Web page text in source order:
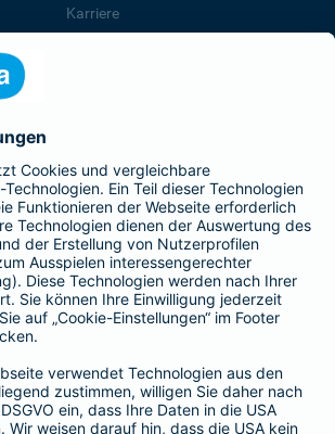
Karriere
ist Teil der BarmeniaGothaer
BELIEBTE SEITEN
Zusatzversicherung
Tierversicherungen
Haftpflichtversicherung
Hausratversicherung
Adresse ändern
Schaden melden